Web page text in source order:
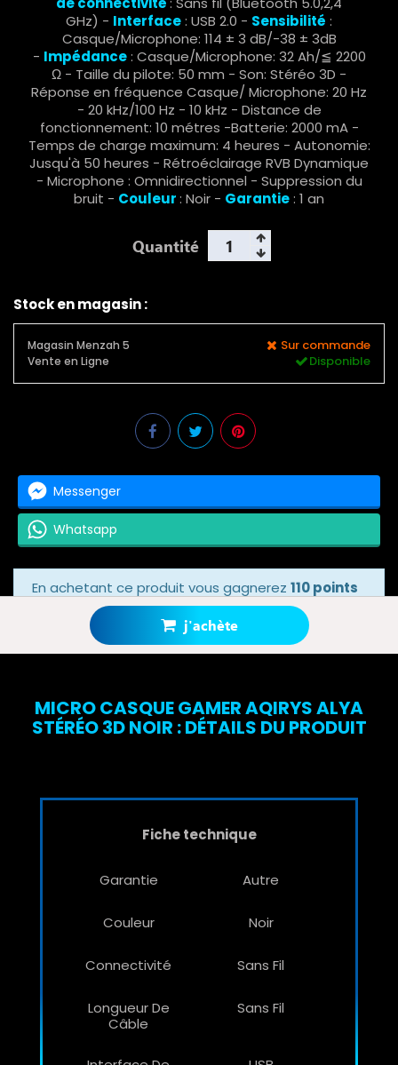
GHz) - Interface: USB 2.0 - Sensibilité :
Casque/Microphone: 114 ± 3 dB/-38 ± 3dB
- Impédance : Casque/Microphone: 32 Ah/≦ 2200
Ω - Taille du pilote: 50 mm - Son: Stéréo 3D -
Réponse en fréquence Casque/ Microphone: 20 Hz
- 20 kHz/100 Hz - 10 kHz - Distance de
fonctionnement: 10 métres -Batterie: 2000 mA -
Temps de charge maximum: 4 heures - Autonomie:
Jusqu'à 50 heures - Rétroéclairage RVB Dynamique
- Microphone : Omnidirectionnel - Suppression du
bruit - Couleur: Noir - Garantie: 1 an
Quantité
j'achète
Stock en magasin :
Magasin Menzah 5 Sur commande
Vente en Ligne Disponible
Messenger
Whatsapp
En achetant ce produit vous gagnerez 110 points
grâce à notre programme de fidélité.
Votre panier totalisera110 points bonus
MICRO CASQUE GAMER AQIRYS ALYA
STÉRÉO 3D NOIR : DÉTAILS DU PRODUIT
Fiche technique
Garantie Autre
Couleur Noir
Connectivité Sans Fil
Longueur De
Câble
Sans Fil